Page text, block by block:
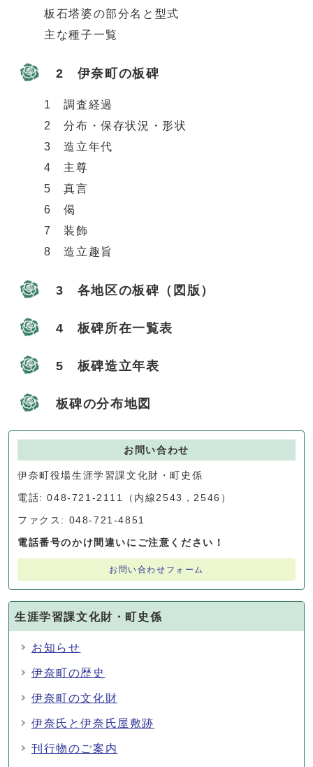
板石塔婆の部分名と型式
主な種子一覧
2 伊奈町の板碑
1 調査経過
2 分布・保存状況・形状
3 造立年代
4 主尊
5 真言
6 偈
7 装飾
8 造立趣旨
3 各地区の板碑（図版）
4 板碑所在一覧表
5 板碑造立年表
板碑の分布地図
お問い合わせ
伊奈町役場生涯学習課文化財・町史係
電話: 048-721-2111（内線2543，2546）
ファクス: 048-721-4851
電話番号のかけ間違いにご注意ください！
お問い合わせフォーム
生涯学習課文化財・町史係
お知らせ
伊奈町の歴史
伊奈町の文化財
伊奈氏と伊奈氏屋敷跡
刊行物のご案内